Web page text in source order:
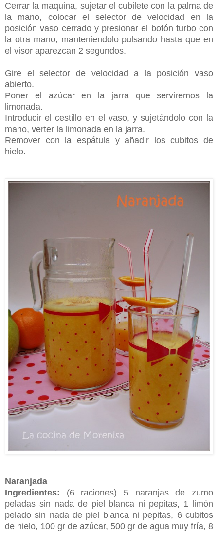
Cerrar la maquina, sujetar el cubilete con la palma de
la mano, colocar el selector de velocidad en la
posición vaso cerrado y presionar el botón turbo con
la otra mano, manteniendolo pulsando hasta que en
el visor aparezcan 2 segundos.
Gire el selector de velocidad a la posición vaso
abierto.
Poner el azúcar en la jarra que serviremos la
limonada.
Introducir el cestillo en el vaso, y sujetándolo con la
mano, verter la limonada en la jarra.
Remover con la espátula y añadir los cubitos de
hielo.
Naranjada
Ingredientes: (6 raciones) 5 naranjas de zumo
peladas sin nada de piel blanca ni pepitas, 1 limón
pelado sin nada de piel blanca ni pepitas, 6 cubitos
de hielo, 100 gr de azúcar, 500 gr de agua muy fría, 8